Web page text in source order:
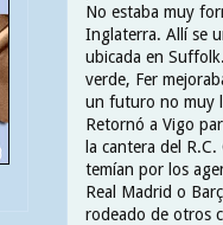
No estaba muy
Inglaterra. Allí se
ubicada en
verde, Fer
un futuro no muy
Retornó a Vigo
la cantera del
temían por los
Real Madrid o
rodeado de otros